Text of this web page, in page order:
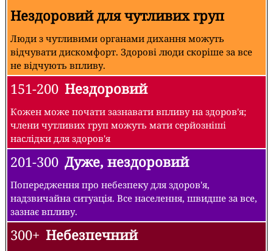
Нездоровий для чутливих груп
Люди з чутливими органами дихання можуть
відчувати дискомфорт. Здорові люди скоріше за все
не відчують впливу.
151-200 Нездоровий
Кожен може почати зазнавати впливу на здоров'я;
члени чутливих груп можуть мати серйозніші
наслідки для здоров'я
201-300 Дуже, нездоровий
Попередження про небезпеку для здоров'я,
надзвичайна ситуація. Все населення, швидше за все,
зазнає впливу.
300+ Небезпечний